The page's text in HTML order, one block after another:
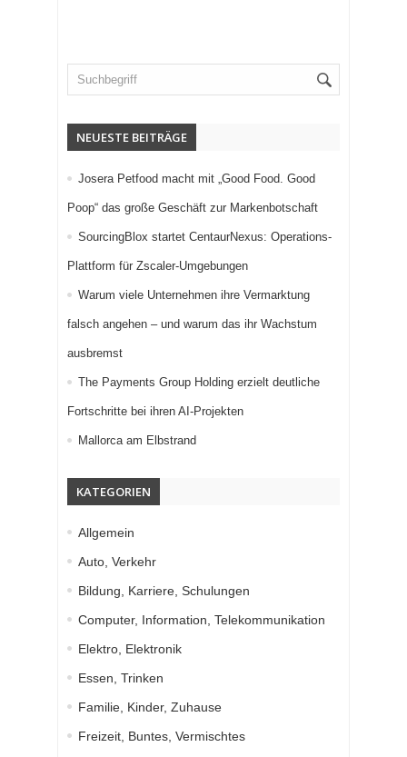
NEUESTE BEITRÄGE
Josera Petfood macht mit „Good Food. Good
Poop“ das große Geschäft zur Markenbotschaft
SourcingBlox startet CentaurNexus: Operations-
Plattform für Zscaler-Umgebungen
Warum viele Unternehmen ihre Vermarktung
falsch angehen – und warum das ihr Wachstum
ausbremst
The Payments Group Holding erzielt deutliche
Fortschritte bei ihren AI-Projekten
Mallorca am Elbstrand
KATEGORIEN
Allgemein
Auto, Verkehr
Bildung, Karriere, Schulungen
Computer, Information, Telekommunikation
Elektro, Elektronik
Essen, Trinken
Familie, Kinder, Zuhause
Freizeit, Buntes, Vermischtes